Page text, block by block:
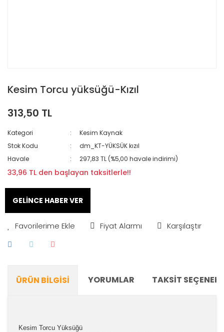
Kesim Torcu yüksüğü-Kızıl
313,50 TL
Kategori
Kesim Kaynak
Stok Kodu
dm_KT-YÜKSÜK kızıl
Havale
297,83 TL (%5,00 havale indirimi)
33,96 TL den başlayan taksitlerle!!
GELİNCE HABER VER
Fiyat Alarmı Karşılaştır
ÜRÜN BILGISI YORUMLAR TAKSIT
Kesim Torcu Yüksüğü